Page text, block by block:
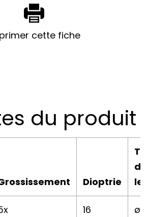
cette fiche
du produit
Dioptrie
de
16
ø